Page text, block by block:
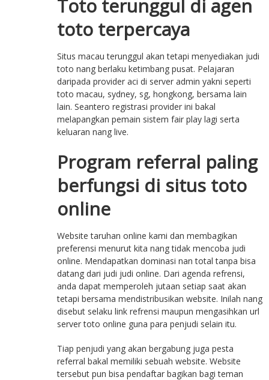
Toto terunggul di agen
toto terpercaya
Situs macau terunggul akan tetapi menyediakan judi
toto nang berlaku ketimbang pusat. Pelajaran
daripada provider aci di server admin yakni seperti
toto macau, sydney, sg, hongkong, bersama lain
lain. Seantero registrasi provider ini bakal
melapangkan pemain sistem fair play lagi serta
keluaran nang live.
Program referral paling
berfungsi di situs toto
online
Website taruhan online kami dan membagikan
preferensi menurut kita nang tidak mencoba judi
online. Mendapatkan dominasi nan total tanpa bisa
datang dari judi judi online. Dari agenda refrensi,
anda dapat memperoleh jutaan setiap saat akan
tetapi bersama mendistribusikan website. Inilah nang
disebut selaku link refrensi maupun mengasihkan url
server toto online guna para penjudi selain itu.
Tiap penjudi yang akan bergabung juga pesta
referral bakal memiliki sebuah website. Website
tersebut pun bisa pendaftar bagikan bagi teman